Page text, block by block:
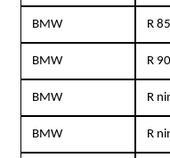
BMW R
BMW R
BMW R
BMW R